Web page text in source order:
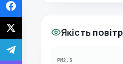
Якість
PM2.5